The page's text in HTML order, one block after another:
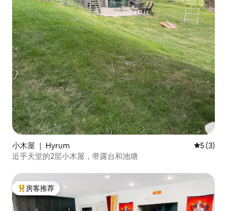
小木屋 ｜ Hyrum 平均评分
5 (3)
近乎天堂的2层小木屋，带露台和池塘
热门「房客推荐」
房客推荐